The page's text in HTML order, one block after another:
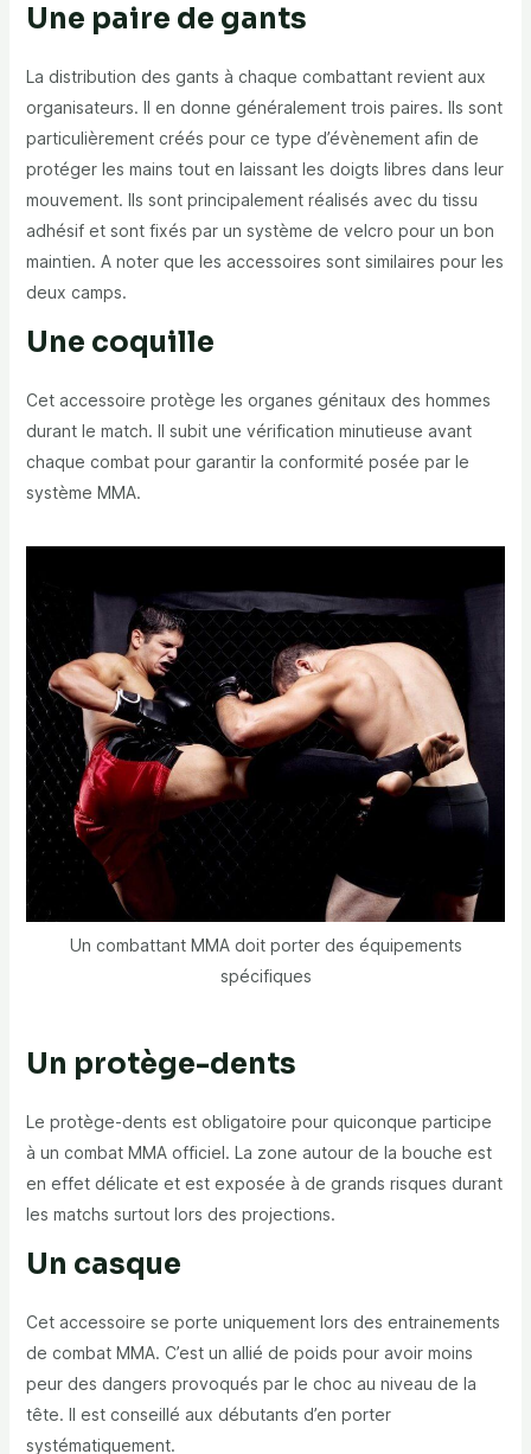
Une paire de gants
La distribution des gants à chaque combattant revient aux
organisateurs. Il en donne généralement trois paires. Ils sont
particulièrement créés pour ce type d’évènement afin de
protéger les mains tout en laissant les doigts libres dans leur
mouvement. Ils sont principalement réalisés avec du tissu
adhésif et sont fixés par un système de velcro pour un bon
maintien. A noter que les accessoires sont similaires pour les
deux camps.
Une coquille
Cet accessoire protège les organes génitaux des hommes
durant le match. Il subit une vérification minutieuse avant
chaque combat pour garantir la conformité posée par le
système MMA.
Un combattant MMA doit porter des équipements
spécifiques
Un protège-dents
Le protège-dents est obligatoire pour quiconque participe
à un combat MMA officiel. La zone autour de la bouche est
en effet délicate et est exposée à de grands risques durant
les matchs surtout lors des projections.
Un casque
Cet accessoire se porte uniquement lors des entrainements
de combat MMA. C’est un allié de poids pour avoir moins
peur des dangers provoqués par le choc au niveau de la
tête. Il est conseillé aux débutants d’en porter
systématiquement.